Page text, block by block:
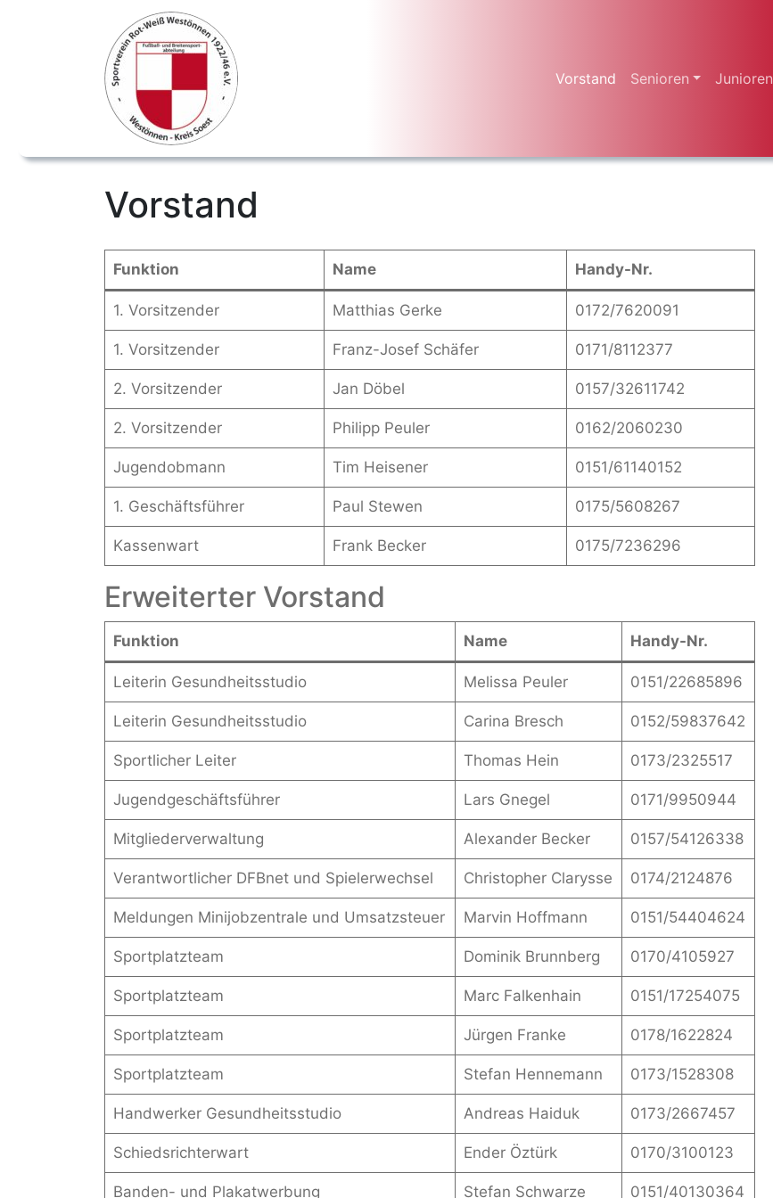
Vorstand Senioren Junioren
Vorstand
Funktion Name Handy-Nr.
1. Vorsitzender Matthias Gerke 0172/7620091
1. Vorsitzender Franz-Josef Schäfer 0171/8112377
2. Vorsitzender Jan Döbel 0157/32611742
2. Vorsitzender Philipp Peuler 0162/2060230
Jugendobmann Tim Heisener 0151/61140152
1. Geschäftsführer Paul Stewen 0175/5608267
Kassenwart Frank Becker 0175/7236296
Erweiterter Vorstand
Funktion Name Handy-Nr.
Leiterin Gesundheitsstudio Melissa Peuler 0151/22685896
Leiterin Gesundheitsstudio Carina Bresch 0152/59837642
Sportlicher Leiter Thomas Hein 0173/2325517
Jugendgeschäftsführer Lars Gnegel 0171/9950944
Mitgliederverwaltung Alexander Becker 0157/54126338
Verantwortlicher DFBnet und Spielerwechsel Christopher Clarysse 0174/2124876
Meldungen Minijobzentrale und Umsatzsteuer Marvin Hoffmann 0151/54404624
Sportplatzteam Dominik Brunnberg 0170/4105927
Sportplatzteam Marc Falkenhain 0151/17254075
Sportplatzteam Jürgen Franke 0178/1622824
Sportplatzteam Stefan Hennemann 0173/1528308
Handwerker Gesundheitsstudio Andreas Haiduk 0173/2667457
Schiedsrichterwart Ender Öztürk 0170/3100123
Banden- und Plakatwerbung Stefan Schwarze 0151/40130364